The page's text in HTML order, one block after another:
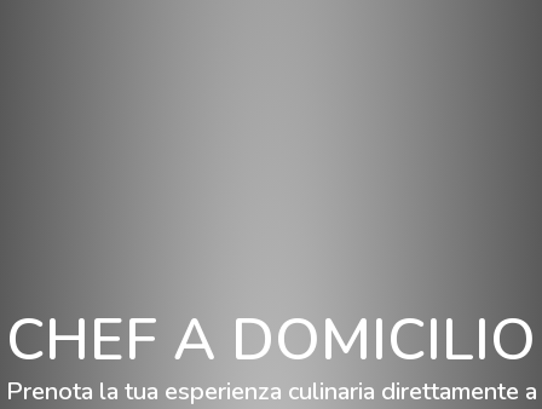
CHEF A DOMICILIO
Prenota la tua esperienza culinaria direttamente a